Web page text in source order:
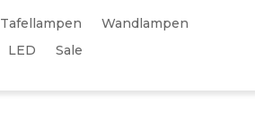
Tafellampen
Wandlampen
LED Sale